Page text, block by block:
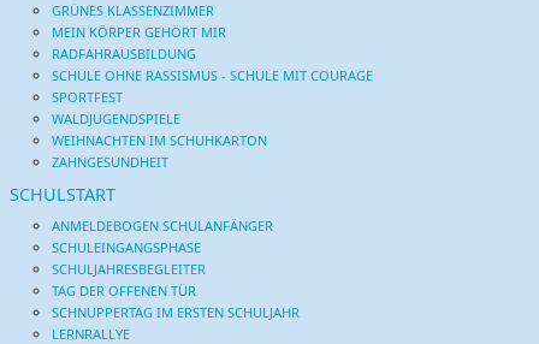
GRÜNES KLASSENZIMMER
MEIN KÖRPER GEHÖRT MIR
RADFAHRAUSBILDUNG
SCHULE OHNE RASSISMUS - SCHULE MIT COURAGE
SPORTFEST
WALDJUGENDSPIELE
WEIHNACHTEN IM SCHUHKARTON
ZAHNGESUNDHEIT
SCHULSTART
ANMELDEBOGEN SCHULANFÄNGER
SCHULEINGANGSPHASE
SCHULJAHRESBEGLEITER
TAG DER OFFENEN TÜR
SCHNUPPERTAG IM ERSTEN SCHULJAHR
LERNRALLYE